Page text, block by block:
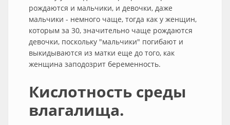
рождаются и мальчики, и девочки, даже
мальчики - немного чаще, тогда как у женщин,
которым за 30, значительно чаще рождаются
девочки, поскольку "мальчики" погибают и
выкидываются из матки еще до того, как
женщина заподозрит беременность.
Кислотность среды
влагалища.